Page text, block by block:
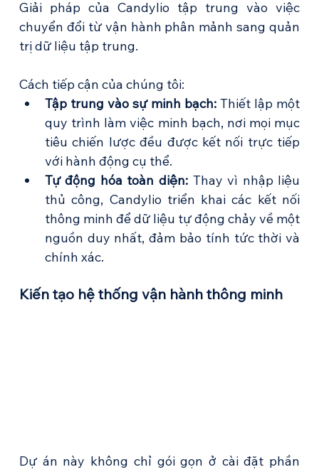
Giải pháp của Candylio tập trung vào việc
chuyển đổi từ vận hành phân mảnh sang quản
trị dữ liệu tập trung.
Cách tiếp cận của chúng tôi:
Tập trung vào sự minh bạch: Thiết lập một
quy trình làm việc minh bạch, nơi mọi mục
tiêu chiến lược đều được kết nối trực tiếp
với hành động cụ thể.
Tự động hóa toàn diện: Thay vì nhập liệu
thủ công, Candylio triển khai các kết nối
thông minh để dữ liệu tự động chảy về một
nguồn duy nhất, đảm bảo tính tức thời và
chính xác.
Kiến tạo hệ thống vận hành thông minh
Dự án này không chỉ gói gọn ở cài đặt phần